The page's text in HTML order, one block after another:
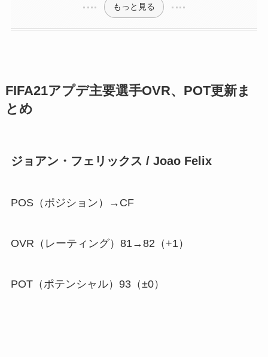
もっと見る
FIFA21アプデ主要選手OVR、POT更新ま
とめ
ジョアン・フェリックス / Joao Felix
POS（ポジション）→CF
OVR（レーティング）81→82（+1 ）
POT（ポテンシャル）93（±0）